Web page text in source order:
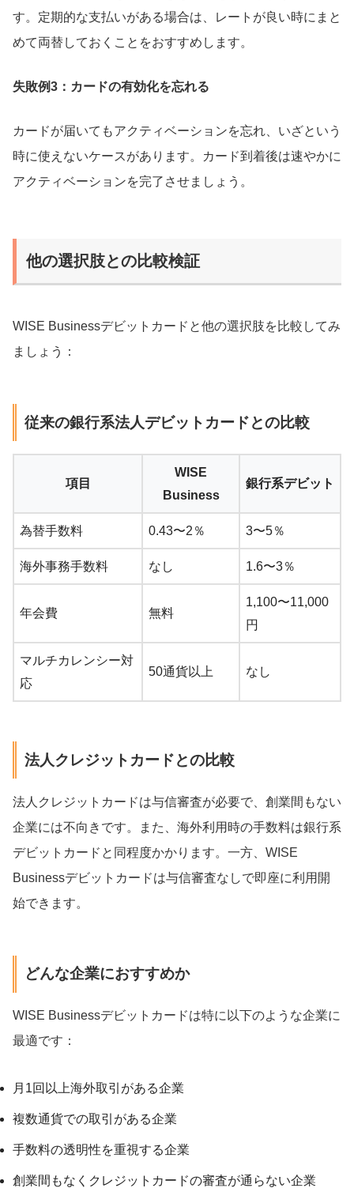
す。定期的な支払いがある場合は、レートが良い時にまと
めて両替しておくことをおすすめします。
失敗例3：カードの有効化を忘れる
カードが届いてもアクティベーションを忘れ、いざという
時に使えないケースがあります。カード到着後は速やかに
アクティベーションを完了させましょう。
他の選択肢との比較検証
WISE Businessデビットカードと他の選択肢を比較してみ
ましょう：
従来の銀行系法人デビットカードとの比較
項目
WISE
Business
銀行系デビット
為替手数料 0.43〜2％ 3〜5％
海外事務手数料 なし 1.6〜3％
年会費 無料
1,100〜11,000
円
マルチカレンシー対
応
50通貨以上 なし
法人クレジットカードとの比較
法人クレジットカードは与信審査が必要で、創業間もない
企業には不向きです。また、海外利用時の手数料は銀行系
デビットカードと同程度かかります。一方、WISE
Businessデビットカードは与信審査なしで即座に利用開
始できます。
どんな企業におすすめか
WISE Businessデビットカードは特に以下のような企業に
最適です：
月1回以上海外取引がある企業
複数通貨での取引がある企業
手数料の透明性を重視する企業
創業間もなくクレジットカードの審査が通らない企業